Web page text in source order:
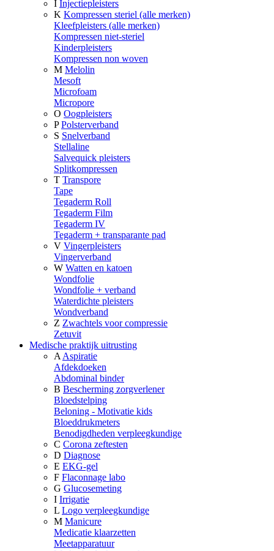
I Injectiepleisters
K Kompressen steriel (alle merken)
Kleefpleisters (alle merken)
Kompressen niet-steriel
Kinderpleisters
Kompressen non woven
M Melolin
Mesoft
Microfoam
Micropore
O Oogpleisters
P Polsterverband
S Snelverband
Stellaline
Salvequick pleisters
Splitkompressen
T Transpore
Tape
Tegaderm Roll
Tegaderm Film
Tegaderm IV
Tegaderm + transparante pad
V Vingerpleisters
Vingerverband
W Watten en katoen
Wondfolie
Wondfolie + verband
Waterdichte pleisters
Wondverband
Z Zwachtels voor compressie
Zetuvit
Medische praktijk uitrusting
A Aspiratie
Afdekdoeken
Abdominal binder
B Bescherming zorgverlener
Bloedstelping
Beloning - Motivatie kids
Bloeddrukmeters
Benodigdheden verpleegkundige
C Corona zeftesten
D Diagnose
E EKG-gel
F Flaconnage labo
G Glucosemeting
I Irrigatie
L Logo verpleegkundige
M Manicure
Medicatie klaarzetten
Meetapparatuur